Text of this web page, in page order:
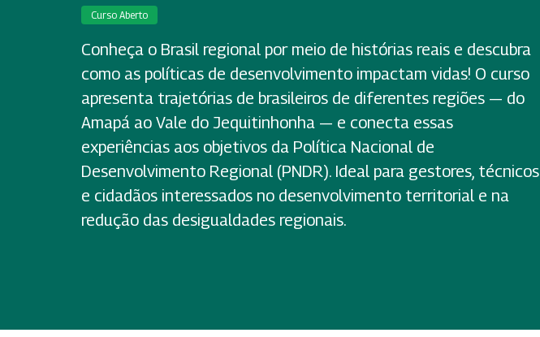
Curso Aberto
Conheça o Brasil regional por meio de histórias reais e descubra
como as políticas de desenvolvimento impactam vidas! O curso
apresenta trajetórias de brasileiros de diferentes regiões — do
Amapá ao Vale do Jequitinhonha — e conecta essas
experiências aos objetivos da Política Nacional de
Desenvolvimento Regional (PNDR). Ideal para gestores, técnicos
e cidadãos interessados no desenvolvimento territorial e na
redução das desigualdades regionais.